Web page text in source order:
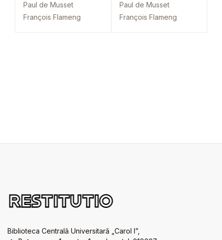
Paul de Musset
François Flameng
Paul de Musset
François Flameng
Biblioteca Centrală Universitară „Carol I”,